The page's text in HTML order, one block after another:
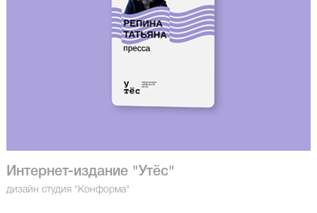
Интернет-издание "Утёс"
дизайн студия "Конформа"